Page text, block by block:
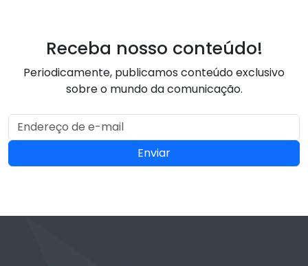
Receba nosso conteúdo!
Periodicamente, publicamos conteúdo exclusivo
sobre o mundo da comunicação.
Enviar